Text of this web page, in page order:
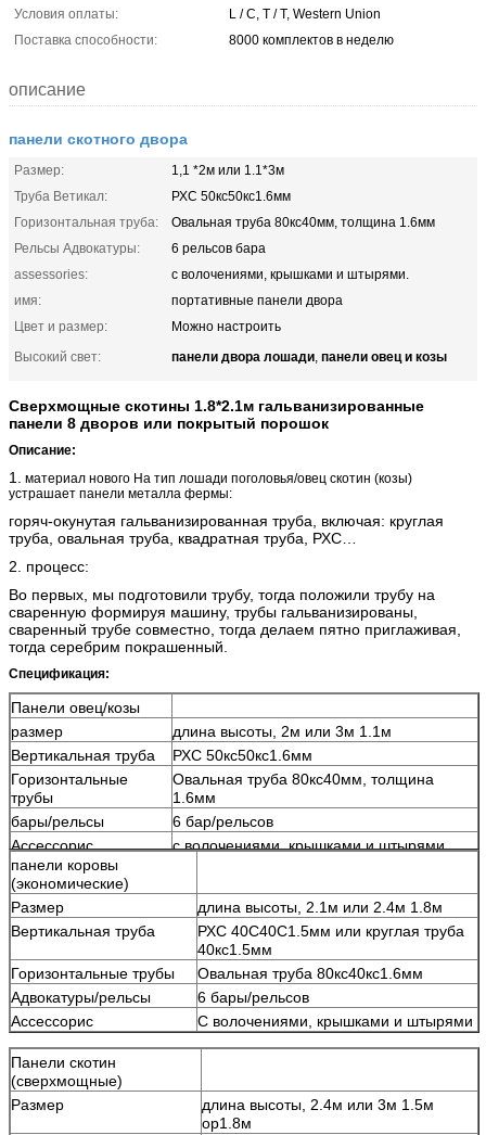
Условия оплаты:
L / C, T / T, Western Union
Поставка способности:
8000 комплектов в неделю
описание
панели скотного двора
Размер:
1,1 *2м или 1.1*3м
Труба Ветикал:
РХС 50кс50кс1.6мм
Горизонтальная труба:
Овальная труба 80кс40мм, толщина 1.6мм
Рельсы Адвокатуры:
6 рельсов бара
assessories:
с волочениями, крышками и штырями.
имя:
портативные панели двора
Цвет и размер:
Можно настроить
Высокий свет:
панели двора лошади, панели овец и козы
Сверхмощные скотины 1.8*2.1м гальванизированные
панели 8 дворов или покрытый порошок
Описание:
1.
материал нового На тип лошади поголовья/овец скотин (козы)
устрашает панели металла фермы:
горяч-окунутая гальванизированная труба, включая: круглая
труба, овальная труба, квадратная труба, РХС…
2. процесс:
Во первых, мы подготовили трубу, тогда положили трубу на
сваренную формируя машину, трубы гальванизированы,
сваренный трубе совместно, тогда делаем пятно приглаживая
тогда серебрим покрашенный.
Спецификация:
Панели овец/козы
размер
длина высоты, 2м или 3м 1.1м
Вертикальная труба
РХС 50кс50кс1.6мм
Горизонтальные
трубы
Овальная труба 80кс40мм, толщина
1.6мм
бары/рельсы
6 бар/рельсов
Ассессорис
с волочениями, крышками и штырями.
панели коровы
(экономические)
Размер
длина высоты, 2.1м или 2.4м 1.8м
Вертикальная труба
РХС 40С40С1.5мм или круглая труба
40кс1.5мм
Горизонтальные трубы
Овальная труба 80кс40кс1.6мм
Адвокатуры/рельсы
6 бары/рельсов
Ассессорис
С волочениями, крышками и штырями
Панели скотин
(сверхмощные)
Размер
длина высоты, 2.4м или 3м 1.5м
ор1.8м